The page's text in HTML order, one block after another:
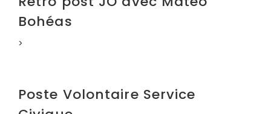
Bohéas
>
Poste Volontaire Service